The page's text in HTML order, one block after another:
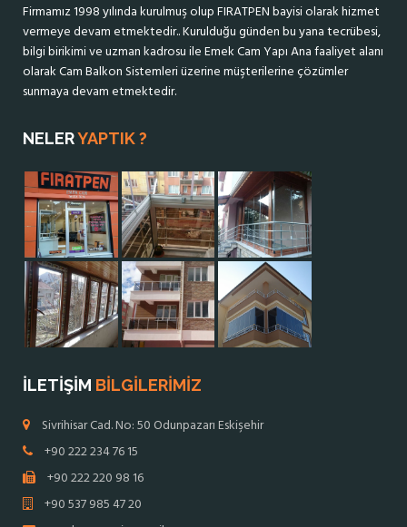
Firmamız 1998 yılında kurulmuş olup FIRATPEN bayisi olarak hizmet
vermeye devam etmektedir.. Kurulduğu günden bu yana tecrübesi,
bilgi birikimi ve uzman kadrosu ile Emek Cam Yapı Ana faaliyet alanı
olarak Cam Balkon Sistemleri üzerine müşterilerine çözümler
sunmaya devam etmektedir.
NELERYAPTIK ?
İLETİŞİM BİLGİLERİMİZ
Sivrihisar Cad. No: 50 Odunpazarı Eskişehir
+90 222 234 76 15
+90 222 220 98 16
+90 537 985 47 20